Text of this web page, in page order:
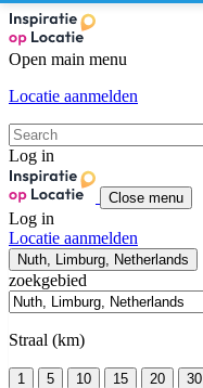
Open main menu
Locatie aanmelden
Log in
Close menu
Log in
Locatie aanmelden
Nuth, Limburg, Netherlands
zoekgebied
Straal (km)
1 5 10 15 20 30